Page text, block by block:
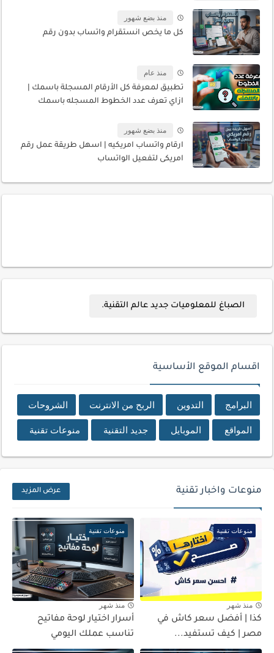
منذ بضع شهور
كل ما يخص انستقرام واتساب بدون رقم
منذ عام
تطبيق لمعرفة كل الأرقام المسجلة باسمك |
ازاي تعرف عدد الخطوط المسجله باسمك
منذ بضع شهور
ارقام واتساب امريكيه | اسهل طريقة عمل رقم
امريكى لتفعيل الواتساب
الصباغ للمعلوميات جديد عالم التقنية.
اقسام الموقع الأساسية
البرامج التدوين الربح من الانترنت الشروحات
المواقع الموبايل جديد التقنية منوعات تقنية
منوعات واخبار تقنية عرض المزيد
منوعات تقنية
منذ شهر
كذا | أفضل سعر كاش في
مصر | كيف تستفيد...
منوعات تقنية
منذ شهر
أسرار اختيار لوحة مفاتيح
تناسب عملك اليومي